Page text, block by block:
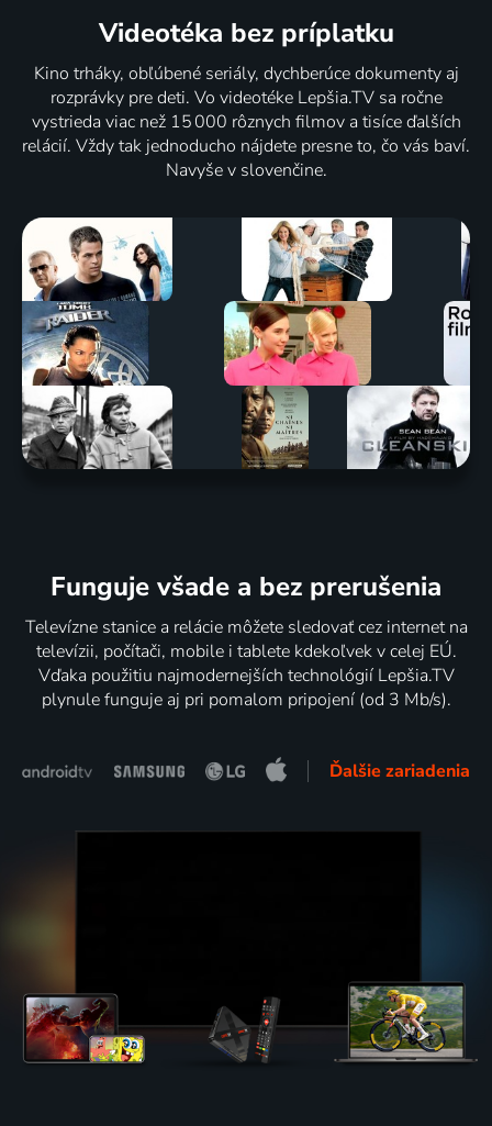
Videotéka bez príplatku
Kino trháky, obľúbené seriály, dychberúce dokumenty aj
rozprávky pre deti. Vo videotéke Lepšia.TV sa ročne
vystrieda viac než 15 000 rôznych filmov a tisíce ďalších
relácií. Vždy tak jednoducho nájdete presne to, čo vás baví.
Navyše v slovenčine.
Funguje všade a bez prerušenia
Televízne stanice a relácie môžete sledovať cez internet na
televízii, počítači, mobile i tablete kdekoľvek v celej EÚ.
Vďaka použitiu najmodernejších technológií Lepšia.TV
plynule funguje aj pri pomalom pripojení (od 3 Mb/s).
Ďalšie zariadenia